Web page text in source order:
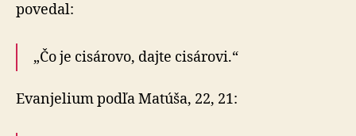
povedal:
„Čo je cisárovo, dajte cisárovi.“
Evanjelium podľa Matúša, 22, 21: